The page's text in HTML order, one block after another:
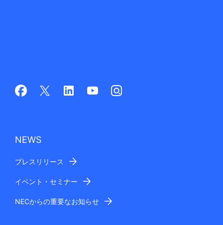
NEWS
プレスリリース
イベント・セミナー
NECからの重要なお知らせ